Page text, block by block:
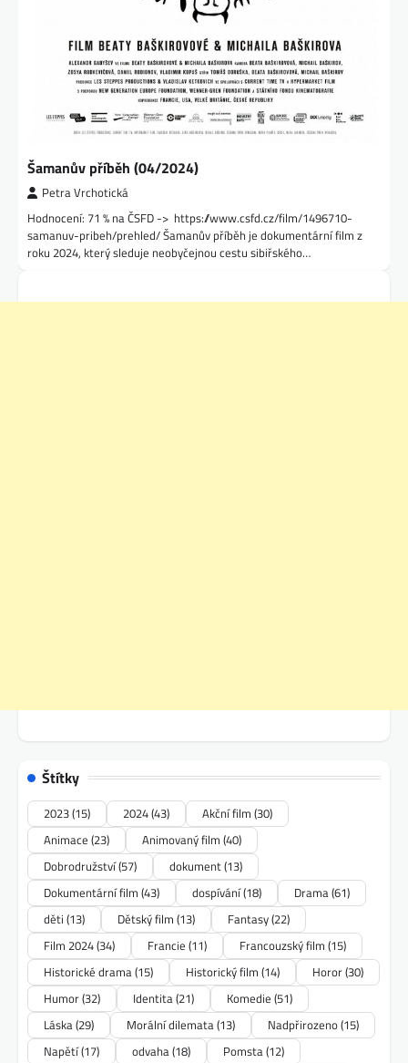
Šamanův příběh (04/2024)
Petra Vrchotická
Hodnocení: 71 % na ČSFD -> https://www.csfd.cz/film/1496710-
samanuv-pribeh/prehled/ Šamanův příběh je dokumentární film z
roku 2024, který sleduje neobyčejnou cestu sibiřského…
Štítky
2023(15) 2024(43) Akční film (30)
Animace (23) Animovaný film (40)
Dobrodružství(57) dokument(13)
Dokumentární film (43) dospívání(18) Drama(61)
děti (13) Dětský film (13) Fantasy(22)
Film 2024(34) Francie (11) Francouzský film (15)
Historické drama(15) Historický film (14) Horor(30)
Humor(32) Identita(21) Komedie (51)
Láska(29) Morální dilemata(13) Nadpřirozeno(15)
Napětí(17) odvaha(18) Pomsta(12)